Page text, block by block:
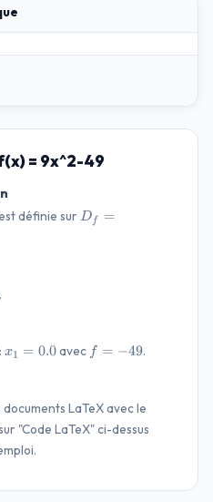
= 9x^2-49
définie surD_f=(-
Df
=
x_{1}=0.0
x1 = 0.0avec f=-49
f = −49.
LaTeX avec le
"Code LaTeX" ci-dessus